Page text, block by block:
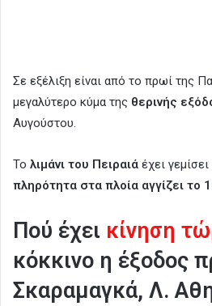
Σε εξέλιξη είναι από το πρωί της
μεγαλύτερο κύμα της θερινής
Αυγούστου.
Το λιμάνι του Πειραιά έχει
πληρότητα στα πλοία αγγίζει το
Πού έχει κίνηση
κόκκινο η έξοδος
Σκαραμαγκά, Λ.